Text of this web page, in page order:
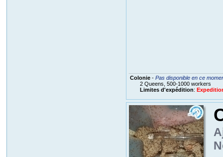
Colonie- Pas disponible en ce
2 Queens, 500-1000 workers
Limites d'expédition: